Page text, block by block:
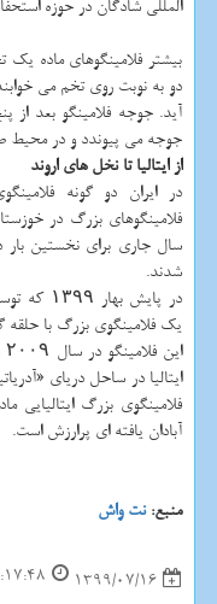
المللی شادگان در حوزه
بیشتر فلامینگوهای ماده یک
آید. جوجه فلامینگو بعد از
جوجه می پیوندد و در محیط طبیعی از ۱۵ تا ۲۰
از ایتالیا تا نخل های اروند
در ایران دو گونه
فلامینگوهای بزرگ در
سال جاری برای نخستین بار
شدند.
در پایش
یک فلامینگوی بزرگ با حلقه
ایتالیا در ساحل دریای
فلامینگوی بزرگ
آبادان یافته ای پرارزش است.
منبع:نت واش
1399/07/16